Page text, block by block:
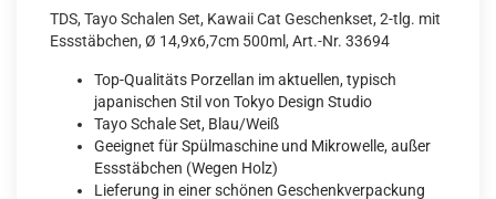
TDS, Tayo Schalen Set, Kawaii Cat Geschenkset, 2-tlg. mit
Essstäbchen, Ø 14,9x6,7cm 500ml, Art.-Nr. 33694
Top-Qualitäts Porzellan im aktuellen, typisch
japanischen Stil von Tokyo Design Studio
Tayo Schale Set, Blau/Weiß
Geeignet für Spülmaschine und Mikrowelle, außer
Essstäbchen (Wegen Holz)
Lieferung in einer schönen Geschenkverpackung